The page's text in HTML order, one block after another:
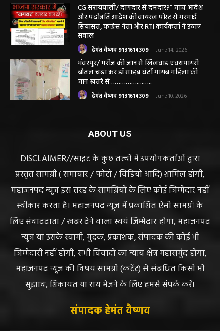
CG सरायपाली/ दागदार से दमदार?” जांच आदेश
और पदोन्नति आदेश की वायरल पोस्ट से गरमाई
सियासत, कांग्रेस नेता और RTI कार्यकर्ता ने उठाए
सवाल
हेमंत वैष्णव 9131614309 - June 14, 2026
भंवरपुर/ मरीज की जान से खिलवाड़ एक्सपायरी
बोतल चढ़ा कर डॉ साहब घंटों गायब महिला की
जान खतरे से……………….…..
हेमंत वैष्णव 9131614309 - June 10, 2026
ABOUT US
DISCLAIMER//साइट के कुछ तत्वों में उपयोगकर्ताओं द्वारा
प्रस्तुत सामग्री ( समाचार / फोटो / विडियो आदि) शामिल होगी,
महाजनपद न्यूज इस तरह के सामग्रियों के लिए कोई जिम्मेदार नहीं
स्वीकार करता है। महाजनपद न्यूज में प्रकाशित ऐसी सामग्री के
लिए संवाददाता / खबर देने वाला स्वयं जिम्मेदार होगा, महाजनपद
न्यूज या उसके स्वामी, मुद्रक, प्रकाशक, संपादक की कोई भी
जिम्मेदारी नहीं होगी, सभी विवादों का न्याय क्षेत्र महासमुंद होगा,
महाजनपद न्यूज की विषय सामग्री (कटेंट) से संबंधित किसी भी
सुझाव, शिकायत या राय भेजने के लिए हमसे संपर्क करें।
संपादक हेमंत वैष्णव